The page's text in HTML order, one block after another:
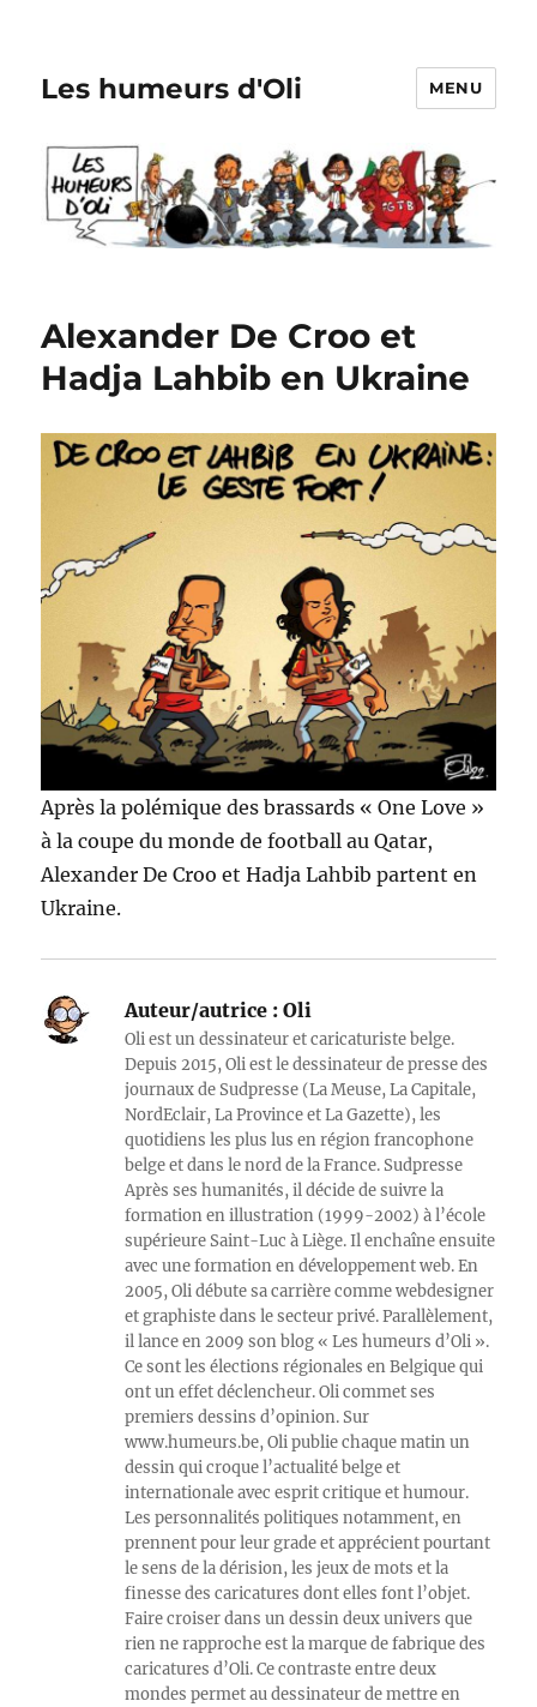
Les humeurs d'Oli MENU
Alexander De Croo et
Hadja Lahbib en Ukraine
Après la polémique des brassards « One Love »
à la coupe du monde de football au Qatar,
Alexander De Croo et Hadja Lahbib partent en
Ukraine.
Auteur/autrice : Oli
Oli est un dessinateur et caricaturiste belge.
Depuis 2015, Oli est le dessinateur de presse des
journaux de Sudpresse (La Meuse, La Capitale,
NordEclair, La Province et La Gazette), les
quotidiens les plus lus en région francophone
belge et dans le nord de la France. Sudpresse
Après ses humanités, il décide de suivre la
formation en illustration (1999-2002) à l’école
supérieure Saint-Luc à Liège. Il enchaîne ensuite
avec une formation en développement web. En
2005, Oli débute sa carrière comme webdesigner
et graphiste dans le secteur privé. Parallèlement,
il lance en 2009 son blog « Les humeurs d’Oli ».
Ce sont les élections régionales en Belgique qui
ont un effet déclencheur. Oli commet ses
premiers dessins d’opinion. Sur
www.humeurs.be, Oli publie chaque matin un
dessin qui croque l’actualité belge et
internationale avec esprit critique et humour.
Les personnalités politiques notamment, en
prennent pour leur grade et apprécient pourtant
le sens de la dérision, les jeux de mots et la
finesse des caricatures dont elles font l’objet.
Faire croiser dans un dessin deux univers que
rien ne rapproche est la marque de fabrique des
caricatures d’Oli. Ce contraste entre deux
mondes permet au dessinateur de mettre en